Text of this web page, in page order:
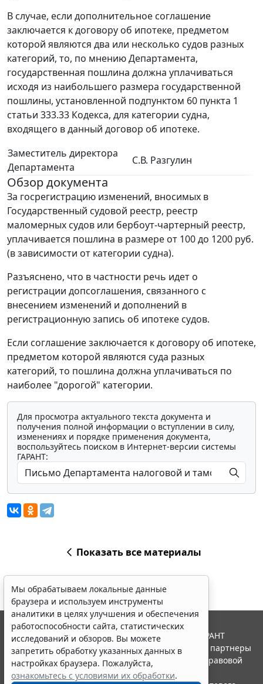
В случае, если дополнительное соглашение
заключается к договору об ипотеке, предметом
которой являются два или несколько судов разных
категорий, то, по мнению Департамента,
государственная пошлина должна уплачиваться
исходя из наибольшего размера государственной
пошлины, установленной подпунктом 60 пункта 1
статьи 333.33 Кодекса, для категории судна,
входящего в данный договор об ипотеке.
Заместитель директора
Департамента
С.В. Разгулин
Обзор документа
За госрегистрацию изменений, вносимых в
Государственный судовой реестр, реестр
маломерных судов или бербоут-чартерный реестр,
уплачивается пошлина в размере от 100 до 1200 руб.
(в зависимости от категории судна).
Разъяснено, что в частности речь идет о
регистрации допсоглашения, связанного с
внесением изменений и дополнений в
регистрационную запись об ипотеке судов.
Если соглашение заключается к договору об ипотеке,
предметом которой являются суда разных
категорий, то пошлина должна уплачиваться по
наиболее "дорогой" категории.
Для просмотра актуального текста документа и
получения полной информации о вступлении в силу,
изменениях и порядке применения документа,
воспользуйтесь поиском в Интернет-версии системы
ГАРАНТ:
Показать все материалы
Мы обрабатываем локальные данные
браузера и используем инструменты
аналитики в целях улучшения и обеспечения
работоспособности сайта, статистических
исследований и обзоров. Вы можете
запретить обработку указанных данных в
настройках браузера. Пожалуйста,
ознакомьтесь с условиями их обработки.
© ООО "НПП "ГАРАНТ-СЕРВИС", 2026. Система ГАРАНТ
выпускается с 1990 года. Компания "Гарант" и ее партнеры
являются участниками Российской ассоциации правовой
информации ГАРАНТ.